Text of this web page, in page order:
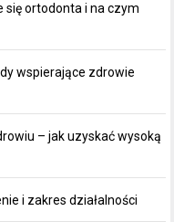
się ortodonta i na czym
wspierające zdrowie
– jak uzyskać wysoką
i zakres działalności